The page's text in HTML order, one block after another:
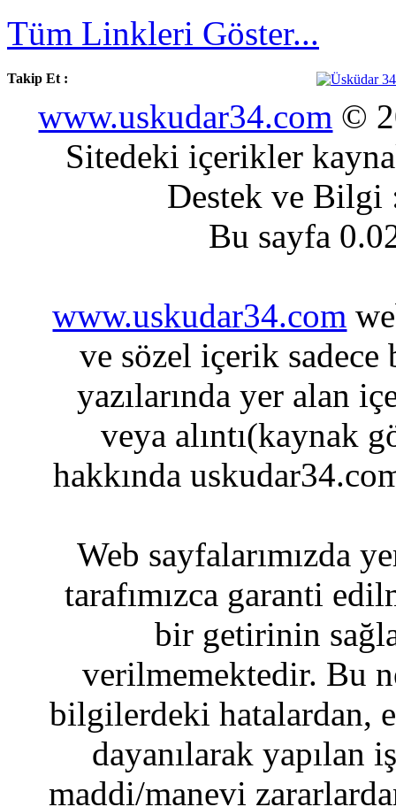
Tüm Linkleri Göster...
Takip Et :
www.uskudar34.com ©
Sitedeki içerikler
Destek ve
Bu sayfa
www.uskudar34.com
ve sözel içerik sadece
yazılarında yer alan
veya alıntı(kaynak
hakkında
Web sayfalarımızda
tarafımızca garanti
bir getirinin
verilmemektedir. Bu
bilgilerdeki hatalardan,
dayanılarak yapılan
maddi/manevi